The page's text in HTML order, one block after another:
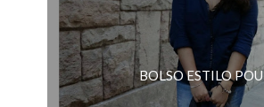
BOLSO ESTILO POU